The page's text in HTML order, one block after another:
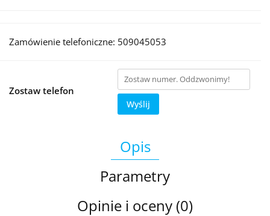
Zamówienie telefoniczne: 509045053
Zostaw telefon
Wyślij
Opis
Parametry
Opinie i oceny (0)